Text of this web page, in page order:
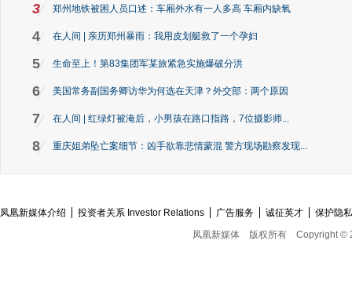
3 郑州地铁被困人员口述：车厢外水有一人多高 车厢内缺氧
4 在人间 | 亲历郑州暴雨：我用皮划艇救了一个孕妇
5 生命至上！第83集团军某旅紧急实施爆破分洪
6 美国常务副国务卿访华为何选在天津？外交部：两个原因
7 在人间 | 红绿灯被淹后，小男孩在路口指路，7位摄影师...
8 重庆姐弟坠亡案细节：凶手欲靠悲情蒙混 警方现场勘察发现...
凤凰新媒体介绍 投资者关系 Investor Relations 广告服务 诚征英才
保护隐
凤凰新媒体
版权所有 Copyright ©